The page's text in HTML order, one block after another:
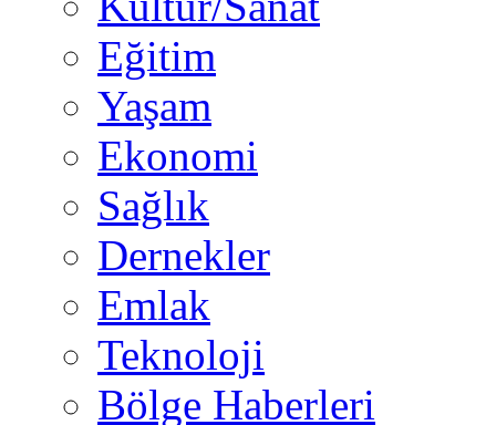
Eğitim
Yaşam
Ekonomi
Sağlık
Dernekler
Emlak
Teknoloji
Bölge Haberleri